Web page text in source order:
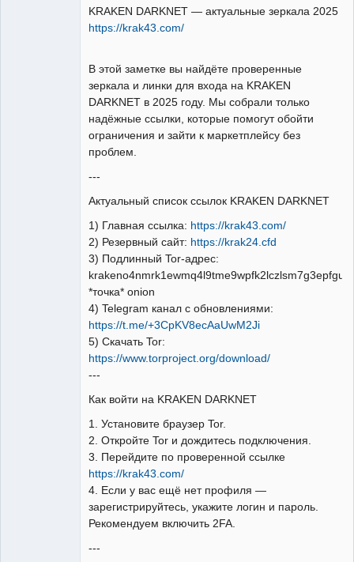
KRAKEN DARKNET — актуальные зеркала 2025
https://krak43.com/
В этой заметке вы найдёте проверенные
зеркала и линки для входа на KRAKEN
DARKNET в 2025 году. Мы собрали только
надёжные ссылки, которые помогут обойти
ограничения и зайти к маркетплейсу без
проблем.
---
Актуальный список ссылок KRAKEN DARKNET
1) Главная ссылка: https://krak43.com/
2) Резервный сайт: https://krak24.cfd
3) Подлинный Tor-адрес:
*точка* onion
4) Telegram канал с обновлениями:
https://t.me/+3CpKV8ecAaUwM2Ji
5) Скачать Tor:
https://www.torproject.org/download/
---
Как войти на KRAKEN DARKNET
1. Установите браузер Tor.
2. Откройте Tor и дождитесь подключения.
3. Перейдите по проверенной ссылке
https://krak43.com/
4. Если у вас ещё нет профиля —
зарегистрируйтесь, укажите логин и пароль.
Рекомендуем включить 2FA.
---